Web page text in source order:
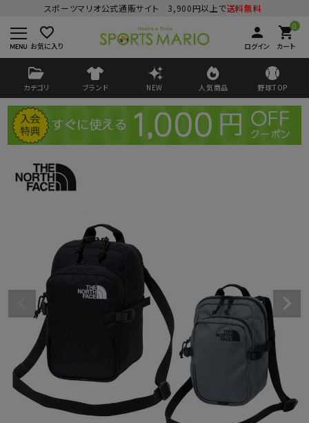
スポーツマリオ公式通販サイト 3,900円以上で送料無料
favorite_border
お気に入り
person
ログイン
0
shopping_cart
カート
カテゴリ ブランド NEW 人気商品 野球TOP
検索
商品が見つからない方はこちら
最近閲覧した商品